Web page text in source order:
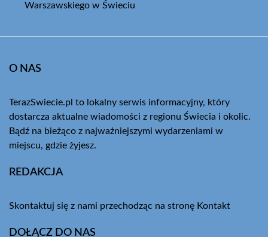
Warszawskiego w Świeciu
O NAS
TerazSwiecie.pl to lokalny serwis informacyjny, który
dostarcza aktualne wiadomości z regionu Świecia i okolic.
Bądź na bieżąco z najważniejszymi wydarzeniami w
miejscu, gdzie żyjesz.
REDAKCJA
Skontaktuj się z nami przechodząc na stronę Kontakt
DOŁĄCZ DO NAS